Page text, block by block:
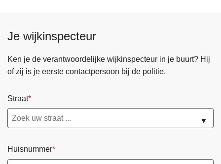
Je wijkinspecteur
Ken je de verantwoordelijke wijkinspecteur in je buurt? Hij
of zij is je eerste contactpersoon bij de politie.
Straat
▼
Huisnummer